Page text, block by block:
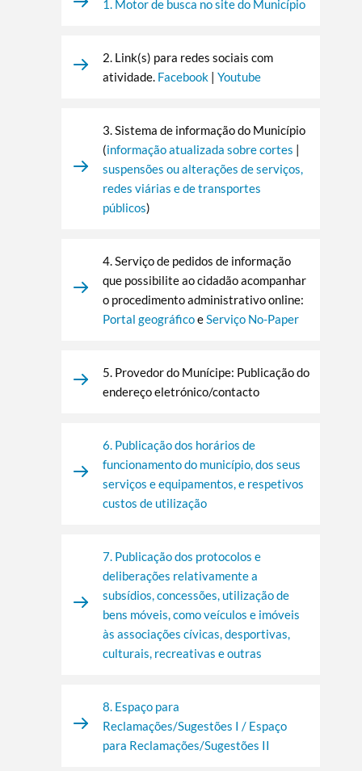
Termo de Pesquisa
Categorias gerais
1. Motor de busca no site do Município
2. Link(s) para redes sociais com
atividade. Facebook| Youtube
3. Sistema de informação do Município
(informação atualizada sobre cortes |
suspensões ou alterações de serviços,
redes viárias e de transportes
públicos)
4. Serviço de pedidos de informação
que possibilite ao cidadão acompanhar
o procedimento administrativo online:
Portal geográficoeServiço No-Paper
5. Provedor do Munícipe: Publicação do
endereço eletrónico/contacto
6. Publicação dos horários de
funcionamento do município, dos seus
serviços e equipamentos, e respetivos
custos de utilização
7. Publicação dos protocolos e
deliberações relativamente a
subsídios, concessões, utilização de
bens móveis, como veículos e imóveis
às associações cívicas, desportivas,
culturais, recreativas e outras
8. Espaço para
Reclamações/Sugestões I / Espaço
para Reclamações/Sugestões II